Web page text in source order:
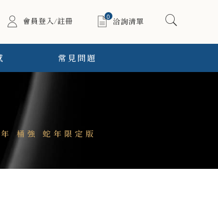
會員登入/註冊 0
洽詢清單
常見問題
強 蛇年限定版